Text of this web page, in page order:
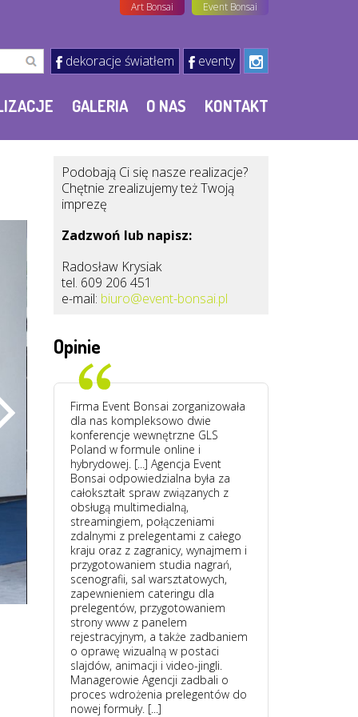
Art Bonsai Event Bonsai
dekoracje światłem eventy
GALERIA O NAS KONTAKT
Podobają Ci się nasze realizacje?
Chętnie zrealizujemy też Twoją
imprezę
Zadzwoń lub napisz:
Radosław Krysiak
tel. 609 206 451
e-mail: biuro@event-bonsai.pl
Opinie
Firma Event Bonsai zorganizowała
dla nas kompleksowo dwie
konferencje wewnętrzne GLS
Poland w formule online i
hybrydowej. [...] Agencja Event
Bonsai odpowiedzialna była za
całokształt spraw związanych z
obsługą multimedialną,
streamingiem, połączeniami
zdalnymi z prelegentami z całego
kraju oraz z zagranicy, wynajmem i
przygotowaniem studia nagrań,
scenografii, sal warsztatowych,
zapewnieniem cateringu dla
prelegentów, przygotowaniem
strony www z panelem
rejestracyjnym, a także zadbaniem
o oprawę wizualną w postaci
slajdów, animacji i video-jingli.
Managerowie Agencji zadbali o
proces wdrożenia prelegentów do
nowej formuły. [...]